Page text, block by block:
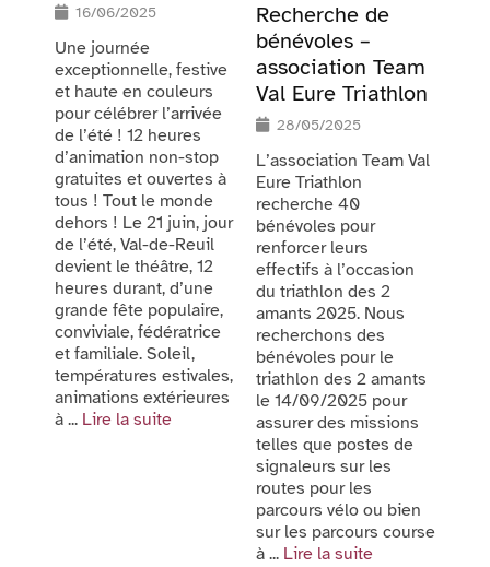
16/06/2025
Une journée
exceptionnelle, festive
et haute en couleurs
pour célébrer l’arrivée
de l’été ! 12 heures
d’animation non-stop
gratuites et ouvertes à
tous ! Tout le monde
dehors ! Le 21 juin, jour
de l’été, Val-de-Reuil
devient le théâtre, 12
heures durant, d’une
grande fête populaire,
conviviale, fédératrice
et familiale. Soleil,
températures estivales,
animations extérieures
à ... Lire la suite
Recherche de
bénévoles –
association Team
Val Eure Triathlon
28/05/2025
L’association Team Val
Eure Triathlon
recherche 40
bénévoles pour
renforcer leurs
effectifs à l’occasion
du triathlon des 2
amants 2025. Nous
recherchons des
bénévoles pour le
triathlon des 2 amants
le 14/09/2025 pour
assurer des missions
telles que postes de
signaleurs sur les
routes pour les
parcours vélo ou bien
sur les parcours course
à ... Lire la suite